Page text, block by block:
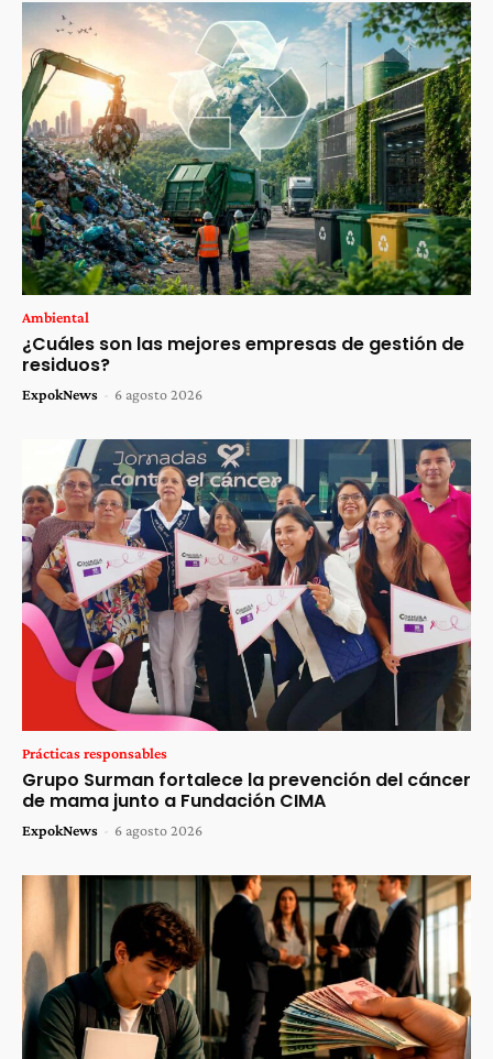
Ambiental
¿Cuáles son las mejores empresas de gestión de
residuos?
ExpokNews - 6 agosto 2026
Prácticas responsables
Grupo Surman fortalece la prevención del cáncer
de mama junto a Fundación CIMA
ExpokNews - 6 agosto 2026